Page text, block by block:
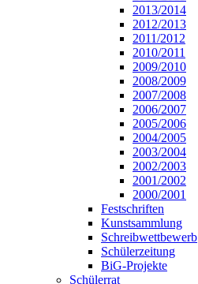
2013/2014
2012/2013
2011/2012
2010/2011
2009/2010
2008/2009
2007/2008
2006/2007
2005/2006
2004/2005
2003/2004
2002/2003
2001/2002
2000/2001
Festschriften
Kunstsammlung
Schreibwettbewerb
Schülerzeitung
BiG-Projekte
Schülerrat